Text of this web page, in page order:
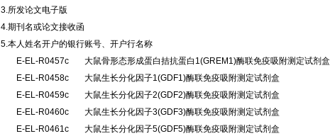
3.所发论文电子版
4.期刊名或论文接收函
5.本人姓名开户的银行账号、开户行名称
E-EL-R0457c
大鼠骨形态形成蛋白拮抗蛋白1(GREM1)酶联免疫吸附测定试剂盒
E-EL-R0458c
大鼠生长分化因子1(GDF1)酶联免疫吸附测定试剂盒
E-EL-R0459c
大鼠生长分化因子2(GDF2)酶联免疫吸附测定试剂盒
E-EL-R0460c
大鼠生长分化因子3(GDF3)酶联免疫吸附测定试剂盒
E-EL-R0461c
大鼠生长分化因子5(GDF5)酶联免疫吸附测定试剂盒